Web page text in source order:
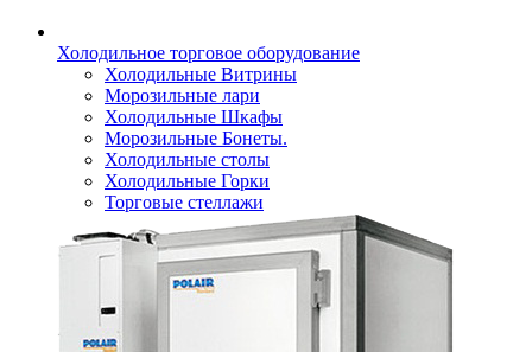
Холодильное торговое оборудование
Холодильные Витрины
Морозильные лари
Холодильные Шкафы
Морозильные Бонеты.
Холодильные столы
Холодильные Горки
Торговые стеллажи